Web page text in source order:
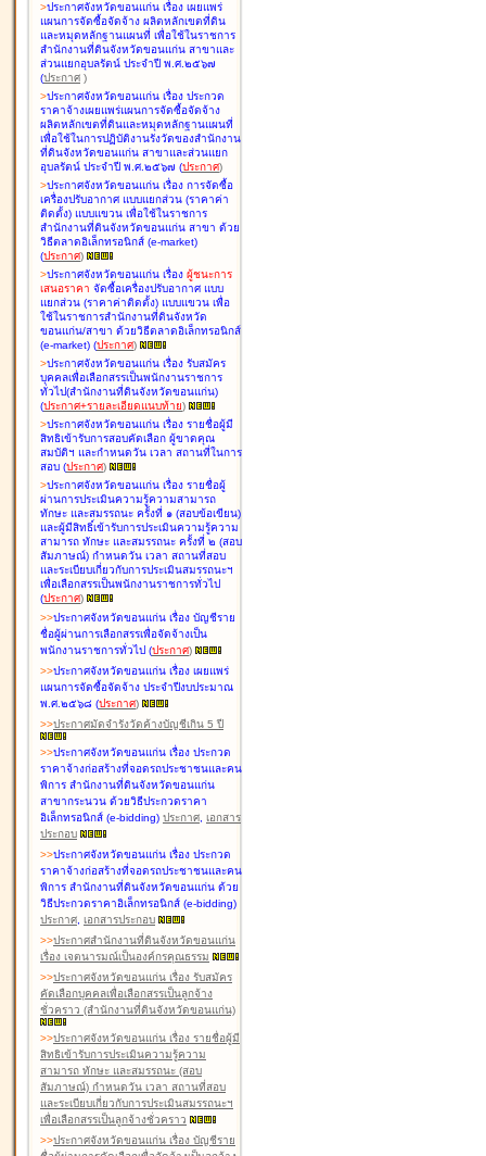
>ประกาศจังหวัดขอนแก่น เรื่อง เผยแพร่
แผนการจัดซื้อจัดจ้าง ผลิตหลักเขตที่ดิน
และหมุดหลักฐานแผนที่ เพื่อใช้ในราชการ
สำนักงานที่ดินจังหวัดขอนแก่น สาขาและ
ส่วนแยกอุบลรัตน์ ประจำปี พ.ศ.๒๕๖๗
(ประกาศ )
>ประกาศจังหวัดขอนแก่น เรื่อง ประกวด
ราคาจ้างเผยแพร่แผนการจัดซื้อจัดจ้าง
ผลิตหลักเขตที่ดินและหมุดหลักฐานแผนที่
เพื่อใช้ในการปฏิบัติงานรังวัดของสำนักงาน
ที่ดินจังหวัดขอนแก่น สาขาและส่วนแยก
อุบลรัตน์ ประจำปี พ.ศ.๒๕๖๗ (ประกาศ)
>ประกาศจังหวัดขอนแก่น เรื่อง การจัดซื้อ
เครื่องปรับอากาศ แบบแยกส่วน (ราคาค่า
ติดตั้ง) แบบแขวน เพื่อใช้ในราชการ
สำนักงานที่ดินจังหวัดขอนแก่น สาขา ด้วย
วิธีตลาดอิเล็กทรอนิกส์ (e-market)
(ประกาศ)
>ประกาศจังหวัดขอนแก่น เรื่อง ผู้ชนะการ
เสนอราคา จัดซื้อเครื่องปรับอากาศ แบบ
แยกส่วน (ราคาค่าติดตั้ง) แบบแขวน เพื่อ
ใช้ในราชการสำนักงานที่ดินจังหวัด
ขอนแก่น/สาขา ด้วยวิธีตลาดอิเล็กทรอนิกส์
(e-market) (ประกาศ)
>ประกาศจังหวัดขอนแก่น เรื่อง รับสมัคร
บุคคลเพื่อเลือกสรรเป็นพนักงานราชการ
ทั่วไป(สำนักงานที่ดินจังหวัดขอนแก่น)
(ประกาศ+รายละเอียดแนบท้าย)
>ประกาศจังหวัดขอนแก่น เรื่อง รายชื่อผู้มี
สิทธิเข้ารับการสอบคัดเลือก ผู้ขาดคุณ
สมบัติฯ และกำหนดวัน เวลา สถานที่ในการ
สอบ (ประกาศ)
>ประกาศจังหวัดขอนแก่น เรื่อง รายชื่อผู้
ผ่านการประเมินความรู้ความสามารถ
ทักษะ และสมรรถนะ ครั้งที่ ๑ (สอบข้อเขียน)
และผู้มีสิทธิ์เข้ารับการประเมินความรู้ความ
สามารถ ทักษะ และสมรรถนะ ครั้งที่ ๒ (สอบ
สัมภาษณ์) กำหนดวัน เวลา สถานที่สอบ
และระเบียบเกี่ยวกับการประเมินสมรรถนะฯ
เพื่อเลือกสรรเป็นพนักงานราชการทั่วไป
(ประกาศ)
>>ประกาศจังหวัดขอนแก่น เรื่อง บัญชีราย
ชื่อผู้ผ่านการเลือกสรรเพื่อจัดจ้างเป็น
พนักงานราชการทั่วไป (ประกาศ)
>>ประกาศจังหวัดขอนแก่น เรื่อง เผยแพร่
แผนการจัดซื้อจัดจ้าง ประจำปีงบประมาณ
พ.ศ.๒๕๖๘ (ประกาศ)
>>ประกาศมัดจำรังวัดค้างบัญชีเกิน 5 ปี
>>ประกาศจังหวัดขอนแก่น เรื่อง ประกวด
ราคาจ้างก่อสร้างที่จอดรถประชาชนและคน
พิการ สำนักงานที่ดินจังหวัดขอนแก่น
สาขากระนวน ด้วยวิธีประกวดราคา
อิเล็กทรอนิกส์ (e-bidding) ประกาศ, เอกสาร
ประกอบ
>>ประกาศจังหวัดขอนแก่น เรื่อง ประกวด
ราคาจ้างก่อสร้างที่จอดรถประชาชนและคน
พิการ สำนักงานที่ดินจังหวัดขอนแก่น ด้วย
วิธีประกวดราคาอิเล็กทรอนิกส์ (e-bidding)
ประกาศ, เอกสารประกอบ
>>ประกาศสำนักงานที่ดินจังหวัดขอนแก่น
เรื่อง เจตนารมณ์เป็นองค์กรคุณธรรม
>>ประกาศจังหวัดขอนแก่น เรื่อง รับสมัคร
คัดเลือกบุคคลเพื่อเลือกสรรเป็นลูกจ้าง
ชั่วคราว (สำนักงานที่ดินจังหวัดขอนแก่น)
>>ประกาศจังหวัดขอนแก่น เรื่อง รายชื่อผู้มี
สิทธิเข้ารับการประเมินความรู้ความ
สามารถ ทักษะ และสมรรถนะ (สอบ
สัมภาษณ์) กำหนดวัน เวลา สถานที่สอบ
และระเบียบเกี่ยวกับการประเมินสมรรถนะฯ
เพื่อเลือกสรรเป็นลูกจ้างชั่วคราว
>>ประกาศจังหวัดขอนแก่น เรื่อง บัญชีราย